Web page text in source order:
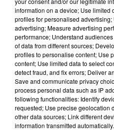
L'info près de chez vous
L'ancien maire de Thouars
l'opposition depuis 6 ans a
représenter en mars
La grand messe du
mardi dernier à Bocapole,
de la saison et évoquer les
L'inauguration en ce milieu
Résidence Habitat Jeunes
l'association Pass'Haj qui
des résidents son leitmotiv.
information on a device; Use limited
profiles for personalised
advertising; Measure advertising
performance; Understand
of data from different sources;
profiles to personalise content; Use
content; Use limited data to select
detect fraud, and fix errors; Deliver
Save and communicate privacy
process personal data such as IP
following functionalities: Identify
requested; Use precise geolocation
other data sources; Link different
information transmitted automatically.